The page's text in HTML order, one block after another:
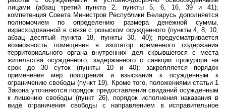
лицами (абзац третий пункта 2, пункты 5, 6, 16, 39 и 41);
компетенция Совета Министров Республики Беларусь дополняется
полномочием по определению размера денежной суммы,
израсходованной в связи с розыском осужденного (пункты 4, 8, 10,
абзац десятый пункта 18, пункты 30, 40); предусматривается
возможность помещения в изолятор временного содержания
территориального органа внутренних дел скрывшегося с места
жительства осужденного, задержанного с санкции прокурора на
срок до 30 суток (пункты 10 и 40); закрепляется порядок
применения мер поощрения и взыскания к осужденным к
ограничению свободы (пункт 19). Кроме того, положениями статьи 1
Закона уточняются порядок предоставления свиданий осужденным
к лишению свободы (пункт 26), порядок исполнения наказания в
виде ограничения свободы с направлением в исправительное